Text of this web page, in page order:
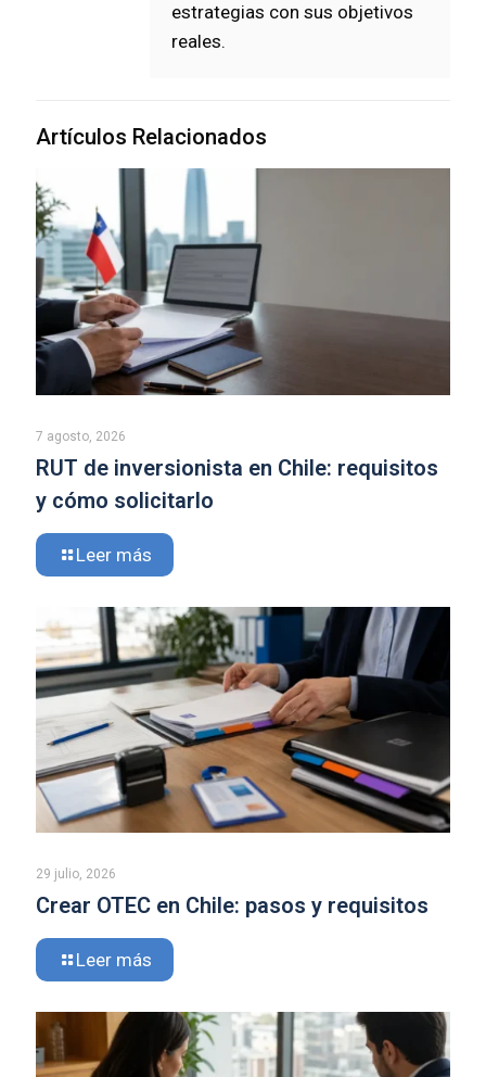
estrategias con sus objetivos
reales.
Artículos Relacionados
7 agosto, 2026
RUT de inversionista en Chile: requisitos
y cómo solicitarlo
Leer más
29 julio, 2026
Crear OTEC en Chile: pasos y requisitos
Leer más